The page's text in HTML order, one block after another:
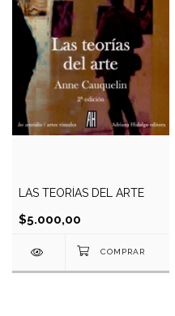
LAS TEORÍAS DEL ARTE
$5.000,00